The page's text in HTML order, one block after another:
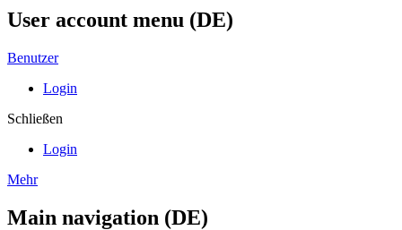
User account menu (DE)
Benutzer
Login
Schließen
Login
Mehr
Main navigation (DE)